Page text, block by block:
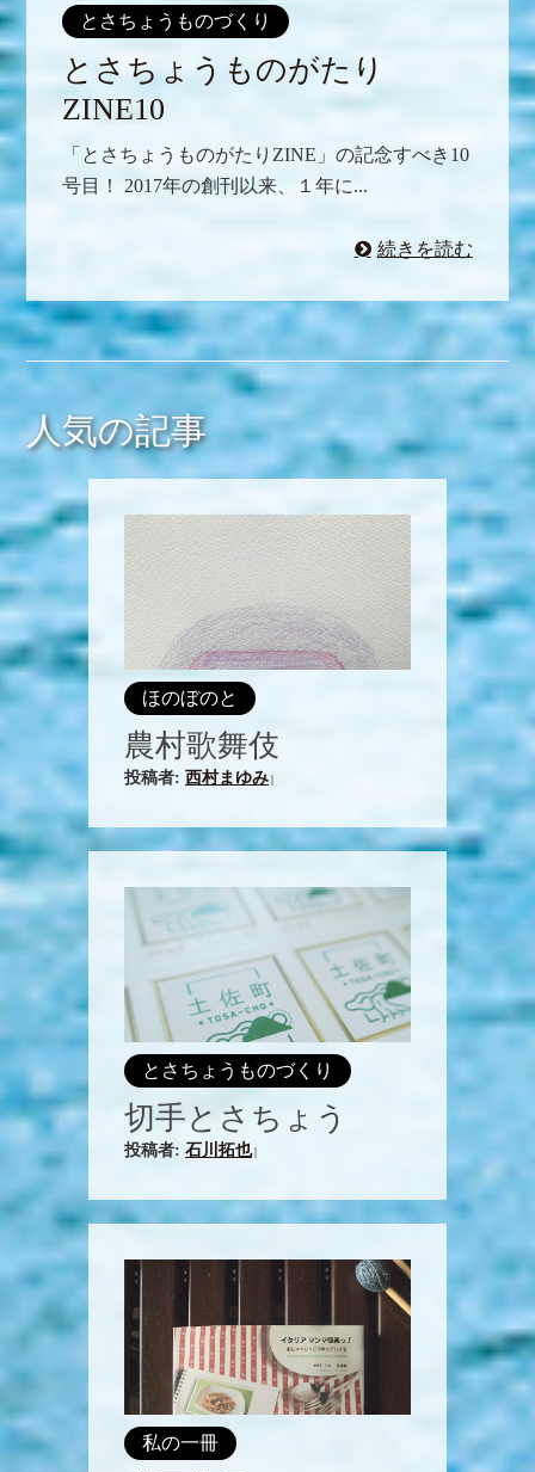
とさちょうものづくり
とさちょうものがたり
ZINE10
「とさちょうものがたりZINE」の記念すべき10
号目！ 2017年の創刊以来、１年に...
続きを読む
人気の記事
ほのぼのと
農村歌舞伎
投稿者: 西村まゆみ
とさちょうものづくり
切手とさちょう
投稿者: 石川拓也|
私の一冊